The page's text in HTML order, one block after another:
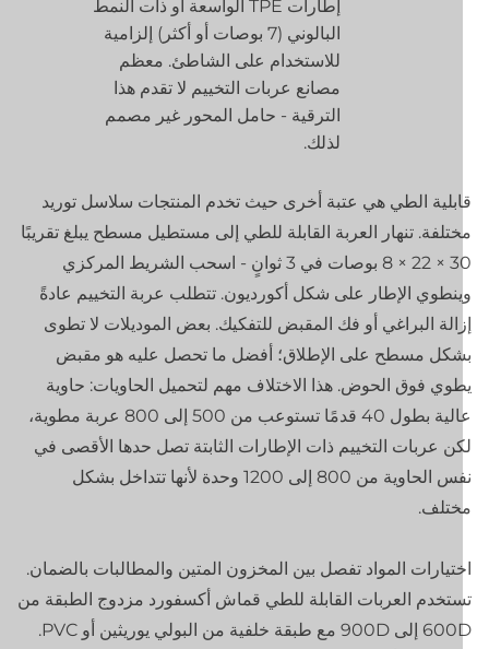
إطارات TPE الواسعة أو ذات النمط
البالوني (7 بوصات أو أكثر) إلزامية
للاستخدام على الشاطئ. معظم
مصانع عربات التخييم لا تقدم هذا
الترقية - حامل المحور غير مصمم
لذلك.
الطي هي عتبة أخرى حيث تخدم المنتجات سلاسل توريد
تنهار العربة القابلة للطي إلى مستطيل مسطح يبلغ تقريبًا
30 × 22 × 8 بوصات في 3 ثوانٍ - اسحب الشريط المركزي
الإطار على شكل أكورديون. تتطلب عربة التخييم عادةً
البراغي أو فك المقبض للتفكيك. بعض الموديلات لا تطوى
مسطح على الإطلاق؛ أفضل ما تحصل عليه هو مقبض
فوق الحوض. هذا الاختلاف مهم لتحميل الحاويات: حاوية
عالية بطول 40 قدمًا تستوعب من 500 إلى 800 عربة مطوية،
عربات التخييم ذات الإطارات الثابتة تصل حدها الأقصى في
نفس الحاوية من 800 إلى 1200 وحدة لأنها تتداخل بشكل
المواد تفصل بين المخزون المتين والمطالبات بالضمان.
العربات القابلة للطي قماش أكسفورد مزدوج الطبقة من
600D إلى 900D مع طبقة خلفية من البولي يوريثين أو PVC.